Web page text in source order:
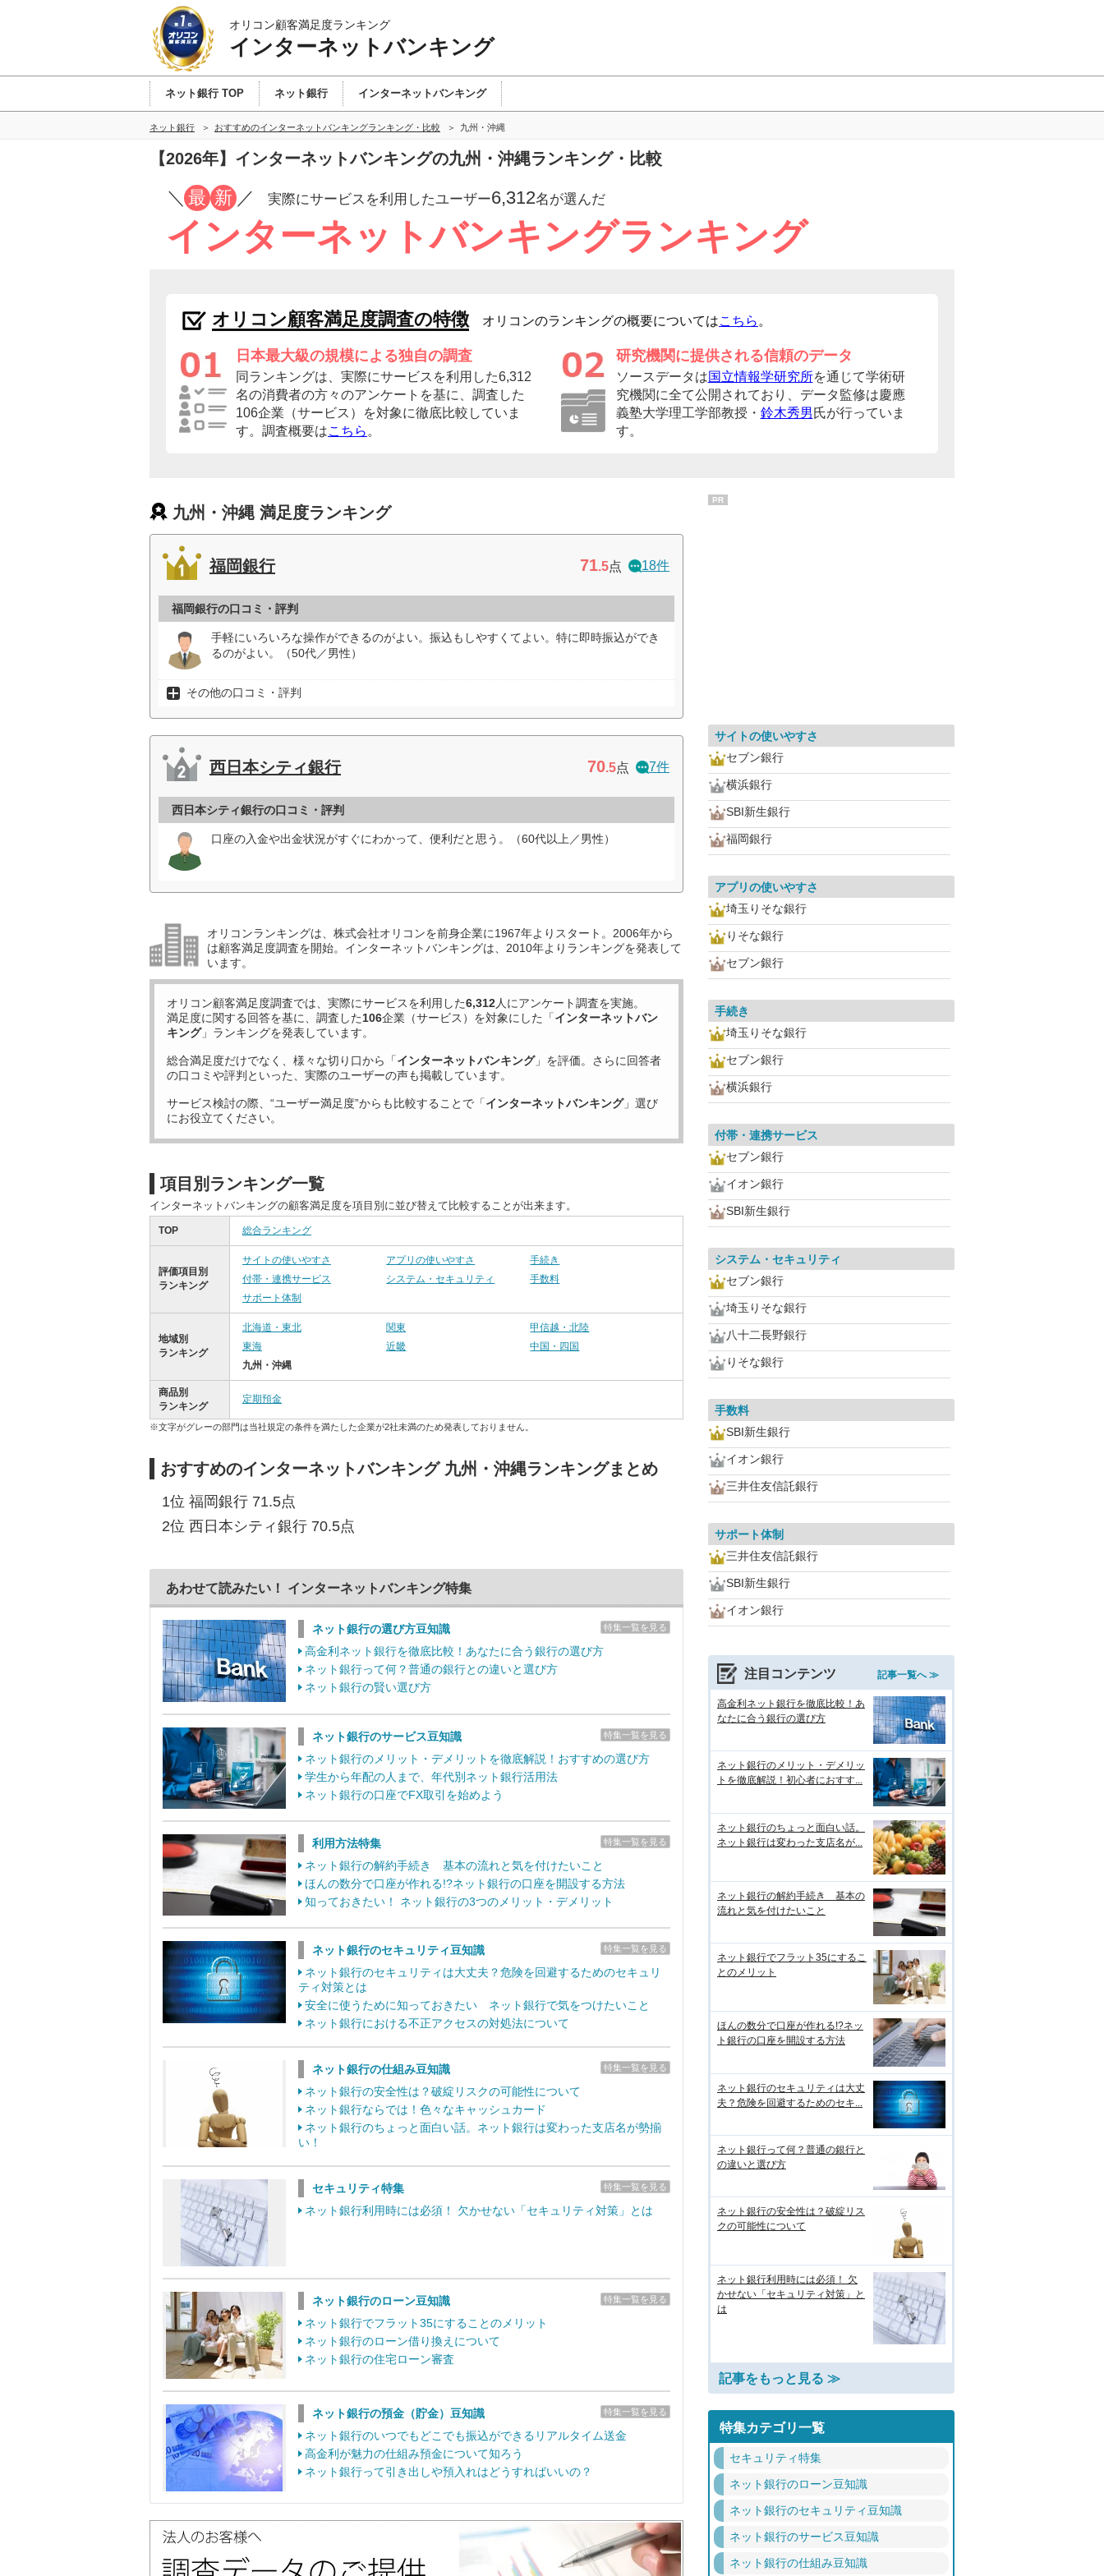
オリコン顧客満足度ランキング
インターネットバンキング
ネット銀行 TOP ネット銀行 インターネットバンキング
ネット銀行 おすすめのインターネットバンキングランキング・比較 九州・沖縄
【2026年】インターネットバンキングの九州・沖縄ランキング・比較
／ 最 新 ／ 実際にサービスを利用したユーザー6,312名が選んだ
インターネットバンキングランキング
オリコン顧客満足度調査の特徴 オリコンのランキングの概要についてはこちら 。
日本最大級の規模による独自の調査
同ランキングは、実際にサービスを利用した6,312
名の消費者の方々のアンケートを基に、調査した
106企業（サービス）を対象に徹底比較していま
す。調査概要はこちら 。
研究機関に提供される信頼のデータ
ソースデータは国立情報学研究所を通じて学術研
究機関に全て公開されており、データ監修は慶應
義塾大学理工学部教授・ 鈴木秀男 氏が行っていま
す。
九州・沖縄 満足度ランキング
福岡銀行 71.5点 18件
福岡銀行の口コミ・評判
手軽にいろいろな操作ができるのがよい。振込もしやすくてよい。特に即時振込ができ
るのがよい。（50代／男性）
その他の口コミ・評判
西日本シティ銀行 70.5点 7件
西日本シティ銀行の口コミ・評判
口座の入金や出金状況がすぐにわかって、便利だと思う。（60代以上／男性）
オリコンランキングは、株式会社オリコンを前身企業に1967年よりスタート。2006年から
は顧客満足度調査を開始。インターネットバンキングは、2010年よりランキングを発表して
います。
オリコン顧客満足度調査では、実際にサービスを利用した6,312人にアンケート調査を実施。
満足度に関する回答を基に、調査した106企業（サービス）を対象にした「インターネットバン
キング」ランキングを発表しています。
総合満足度だけでなく、様々な切り口から「インターネットバンキング」を評価。さらに回答者
の口コミや評判といった、実際のユーザーの声も掲載しています。
サービス検討の際、“ユーザー満足度”からも比較することで「インターネットバンキング」選び
にお役立てください。
項目別ランキング一覧
インターネットバンキングの顧客満足度を項目別に並び替えて比較することが出来ます。
TOP 総合ランキング
評価項目別
ランキング
サイトの使いやすさ アプリの使いやすさ
手続き
付帯・連携サービス
システム・セキュリティ
手数料
サポート体制
地域別
ランキング
北海道・東北 関東
甲信越・北陸
東海
近畿
中国・四国
九州・沖縄
商品別
ランキング
定期預金
※文字がグレーの部門は当社規定の条件を満たした企業が2社未満のため発表しておりません。
おすすめのインターネットバンキング 九州・沖縄ランキングまとめ
1位 福岡銀行 71.5点
2位 西日本シティ銀行 70.5点
あわせて読みたい！ インターネットバンキング特集
特集一覧を見る
ネット銀行の選び方豆知識
高金利ネット銀行を徹底比較！あなたに合う銀行の選び方
ネット銀行って何？普通の銀行との違いと選び方
ネット銀行の賢い選び方
特集一覧を見る
ネット銀行のサービス豆知識
ネット銀行のメリット・デメリットを徹底解説！おすすめの選び方
学生から年配の人まで、年代別ネット銀行活用法
ネット銀行の口座でFX取引を始めよう
特集一覧を見る
利用方法特集
ネット銀行の解約手続き 基本の流れと気を付けたいこと
ほんの数分で口座が作れる!?ネット銀行の口座を開設する方法
知っておきたい！ ネット銀行の3つのメリット・デメリット
特集一覧を見る
ネット銀行のセキュリティ豆知識
ネット銀行のセキュリティは大丈夫？危険を回避するためのセキュリ
ティ対策とは
安全に使うために知っておきたい ネット銀行で気をつけたいこと
ネット銀行における不正アクセスの対処法について
特集一覧を見る
ネット銀行の仕組み豆知識
ネット銀行の安全性は？破綻リスクの可能性について
ネット銀行ならでは！色々なキャッシュカード
ネット銀行のちょっと面白い話。ネット銀行は変わった支店名が勢揃
い！
特集一覧を見る
セキュリティ特集
ネット銀行利用時には必須！ 欠かせない「セキュリティ対策」とは
特集一覧を見る
ネット銀行のローン豆知識
ネット銀行でフラット35にすることのメリット
ネット銀行のローン借り換えについて
ネット銀行の住宅ローン審査
特集一覧を見る
ネット銀行の預金（貯金）豆知識
ネット銀行のいつでもどこでも振込ができるリアルタイム送金
高金利が魅力の仕組み預金について知ろう
ネット銀行って引き出しや預入れはどうすればいいの？
PR
サイトの使いやすさ
セブン銀行
横浜銀行
SBI新生銀行
福岡銀行
アプリの使いやすさ
埼玉りそな銀行
りそな銀行
セブン銀行
手続き
埼玉りそな銀行
セブン銀行
横浜銀行
付帯・連携サービス
セブン銀行
イオン銀行
SBI新生銀行
システム・セキュリティ
セブン銀行
埼玉りそな銀行
八十二長野銀行
りそな銀行
手数料
SBI新生銀行
イオン銀行
三井住友信託銀行
サポート体制
三井住友信託銀行
SBI新生銀行
イオン銀行
注目コンテンツ 記事一覧へ ≫
高金利ネット銀行を徹底比較！あ
なたに合う銀行の選び方
ネット銀行のメリット・デメリッ
トを徹底解説！初心者におすす...
ネット銀行のちょっと面白い話。
ネット銀行は変わった支店名が...
ネット銀行の解約手続き 基本の
流れと気を付けたいこと
ネット銀行でフラット35にするこ
とのメリット
ほんの数分で口座が作れる!?ネッ
ト銀行の口座を開設する方法
ネット銀行のセキュリティは大丈
夫？危険を回避するためのセキ...
ネット銀行って何？普通の銀行と
の違いと選び方
ネット銀行の安全性は？破綻リス
クの可能性について
ネット銀行利用時には必須！ 欠
かせない「セキュリティ対策」と
は
記事をもっと見る ≫
特集カテゴリ一覧
セキュリティ特集
ネット銀行のローン豆知識
ネット銀行のセキュリティ豆知識
ネット銀行のサービス豆知識
ネット銀行の仕組み豆知識